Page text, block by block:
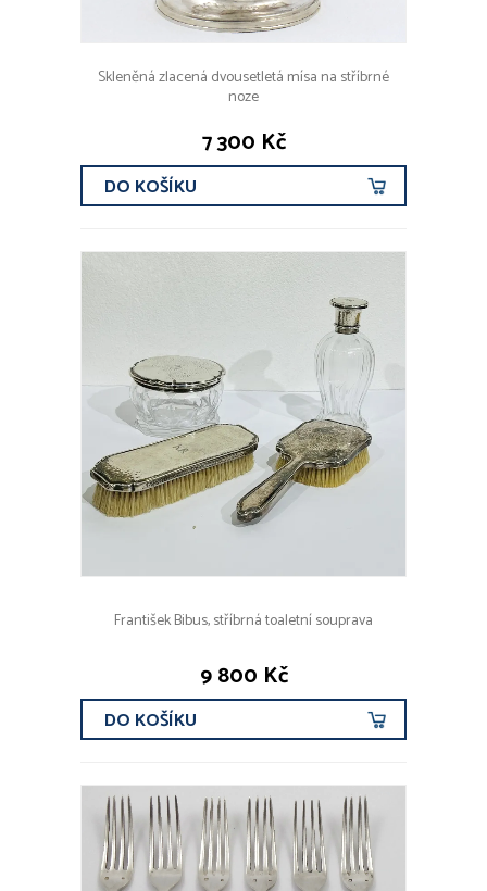
Skleněná zlacená dvousetletá mísa na stříbrné
noze
7 300 Kč
DO KOŠÍKU
František Bibus, stříbrná toaletní souprava
9 800 Kč
DO KOŠÍKU